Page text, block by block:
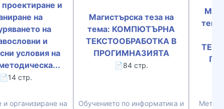
проектиране и
на
на
и
условия на
📄14 стр.
и организиране на
Магистърска теза на
тема: КОМПЮТЪРНА
ТЕКСТООБРАБОТКА В
ПРОГИМНАЗИЯТА
📄84 стр.
Обучението по информатика и